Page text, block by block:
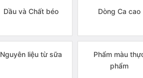
Dầu và Chất béo Dòng Ca cao
Nguyên liệu từ sữa
Phẩm màu
phẩm